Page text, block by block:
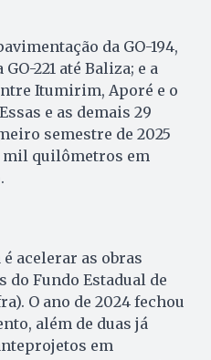
da GO-194,
221 até Baliza; e a
Itumirim, Aporé e o
e as demais 29
semestre de 2025
mil quilômetros em
acelerar as obras
do Fundo Estadual de
O ano de 2024 fechou
além de duas já
em